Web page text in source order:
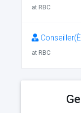
at RBC
at RBC